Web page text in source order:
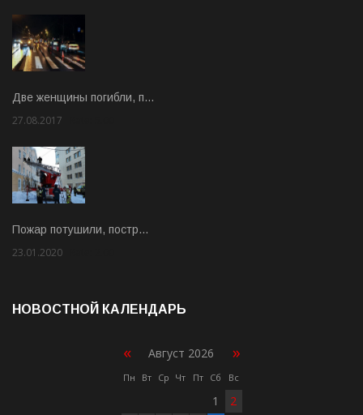
Две женщины погибли, п…
27.08.2017
Пожар потушили, постр…
23.01.2020
НОВОСТНОЙ КАЛЕНДАРЬ
« Август 2026 »
Пн Вт Ср Чт Пт Сб Вс
1
2